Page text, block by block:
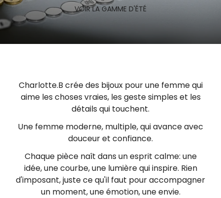
VOIR LA GAMME D'ÉTÉ
Charlotte.B crée des bijoux pour une femme qui
aime les choses vraies, les geste simples et les
détails qui touchent.
Une femme moderne, multiple, qui avance avec
douceur et confiance.
Chaque pièce naît dans un esprit calme: une
idée, une courbe, une lumière qui inspire. Rien
d'imposant, juste ce qu'il faut pour accompagner
un moment, une émotion, une envie.